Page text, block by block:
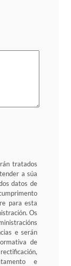
tratados
a súa
datos de
para esta
Os
e serán
de
e